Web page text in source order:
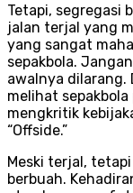
Tetapi, segregasi
jalan terjal yang
yang sangat
sepakbola.
awalnya dilarang.
melihat
mengkritik
“Offside.”
Meski terjal,
berbuah.